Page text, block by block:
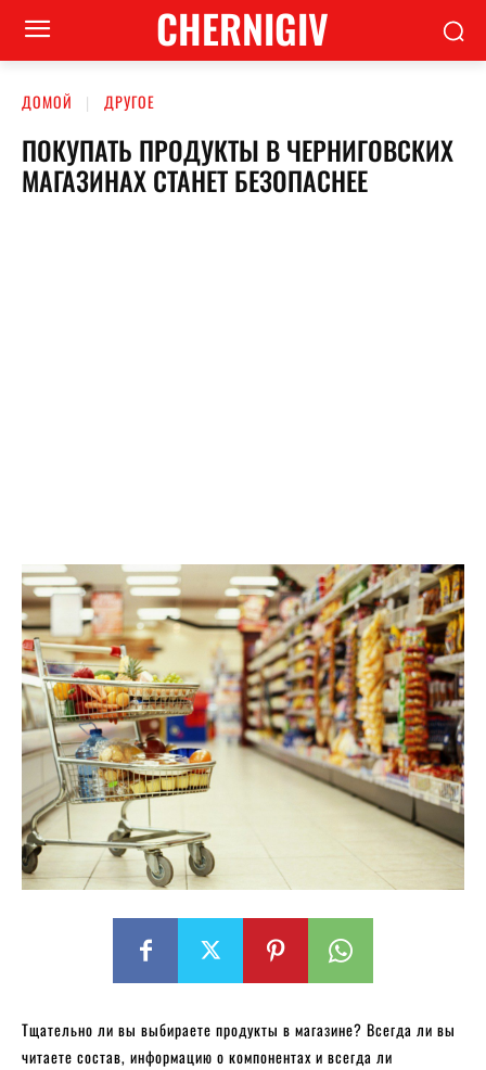
CHERNIGIV
ДОМОЙ ДРУГОЕ
ПОКУПАТЬ ПРОДУКТЫ В ЧЕРНИГОВСКИХ
МАГАЗИНАХ СТАНЕТ БЕЗОПАСНЕЕ
Тщательно ли вы выбираете продукты в магазине? Всегда ли вы
читаете состав, информацию о компонентах и всегда ли